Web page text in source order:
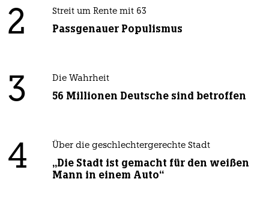
2 Streit um Rente mit 63
Passgenauer Populismus
3 Die Wahrheit
56 Millionen Deutsche sind betroffen
4 Über die geschlechtergerechte Stadt
„Die Stadt ist gemacht für den weißen
Mann in einem Auto“